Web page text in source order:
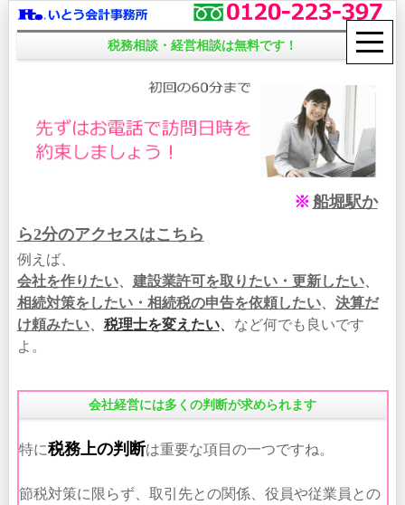
税務相談・経営相談は無料です！
※ 船堀駅か
ら2分のアクセスはこちら
例えば、
会社を作りたい、 建設業許可を取りたい・更新したい、
相続対策をしたい・相続税の申告を依頼したい、 決算だ
け頼みたい、 税理士を変えたい、 など何でも良いです
よ。
会社経営には多くの判断が求められます
特に税務上の判断は重要な項目の一つですね。
節税対策に限らず、取引先との関係、役員や従業員との